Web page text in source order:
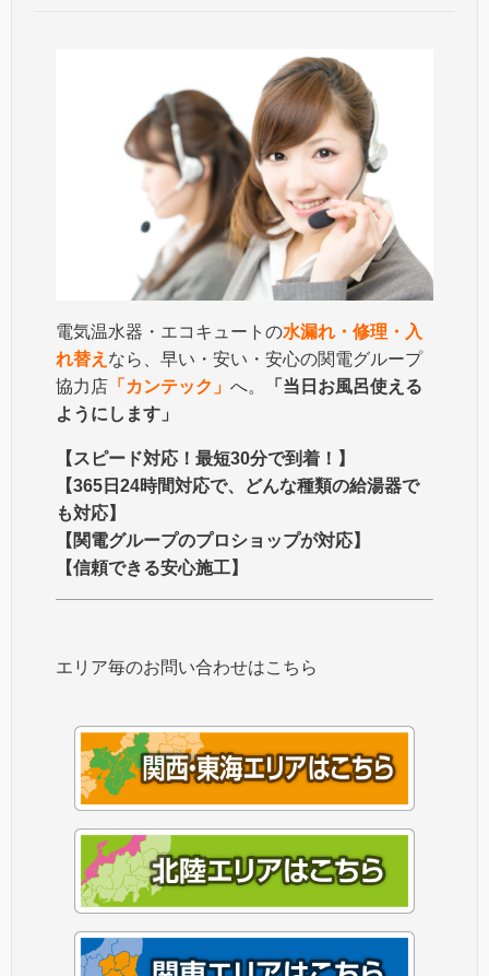
電気温水器・エコキュートの水漏れ・修理・入
れ替え なら、早い・安い・安心の関電グループ
協力店 「カンテック」 へ。
「当日お風呂使える
ようにします」
【スピード対応！最短30分で到着！】
【365日24時間対応で、どんな種類の給湯器で
も対応】
【関電グループのプロショップが対応】
【信頼できる安心施工】
エリア毎のお問い合わせはこちら